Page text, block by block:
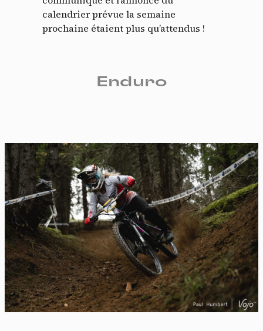
calendrier prévue la semaine
prochaine étaient plus qu’attendus !
Enduro